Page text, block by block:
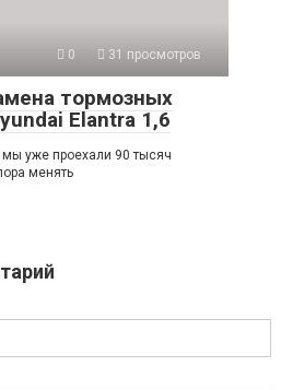
0 31 просмотров
тормозных
Elantra 1,6
уже проехали 90 тысяч
менять